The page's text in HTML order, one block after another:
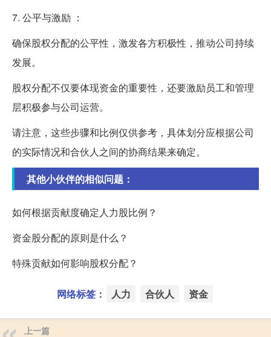
7. 公平与激励 ：
确保股权分配的公平性，激发各方积极性，推动公司持续
发展。
股权分配不仅要体现资金的重要性，还要激励员工和管理
层积极参与公司运营。
请注意，这些步骤和比例仅供参考，具体划分应根据公司
的实际情况和合伙人之间的协商结果来确定。
其他小伙伴的相似问题：
如何根据贡献度确定人力股比例？
资金股分配的原则是什么？
特殊贡献如何影响股权分配？
网络标签： 人力 合伙人 资金
上一篇